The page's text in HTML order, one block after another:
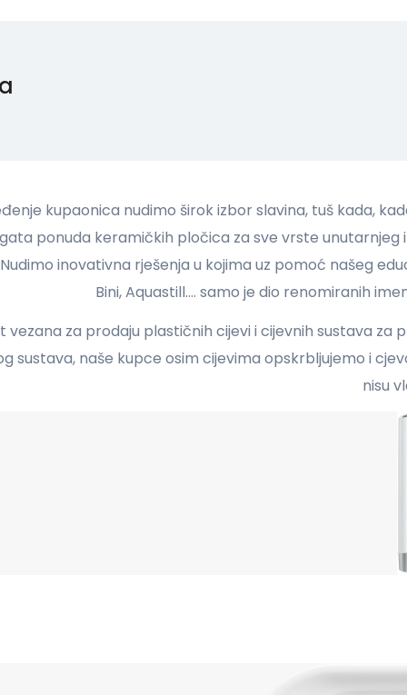
kupaonica nudimo širok izbor slavina, tuš kada,
ponuda keramičkih pločica za sve vrste
inovativna rješenja u kojima uz pomoć našeg
Bini, Aquastill.... samo je dio renomiranih
vezana za prodaju plastičnih cijevi i cijevnih sustava
sustava, naše kupce osim cijevima opskrbljujemo i
nisu